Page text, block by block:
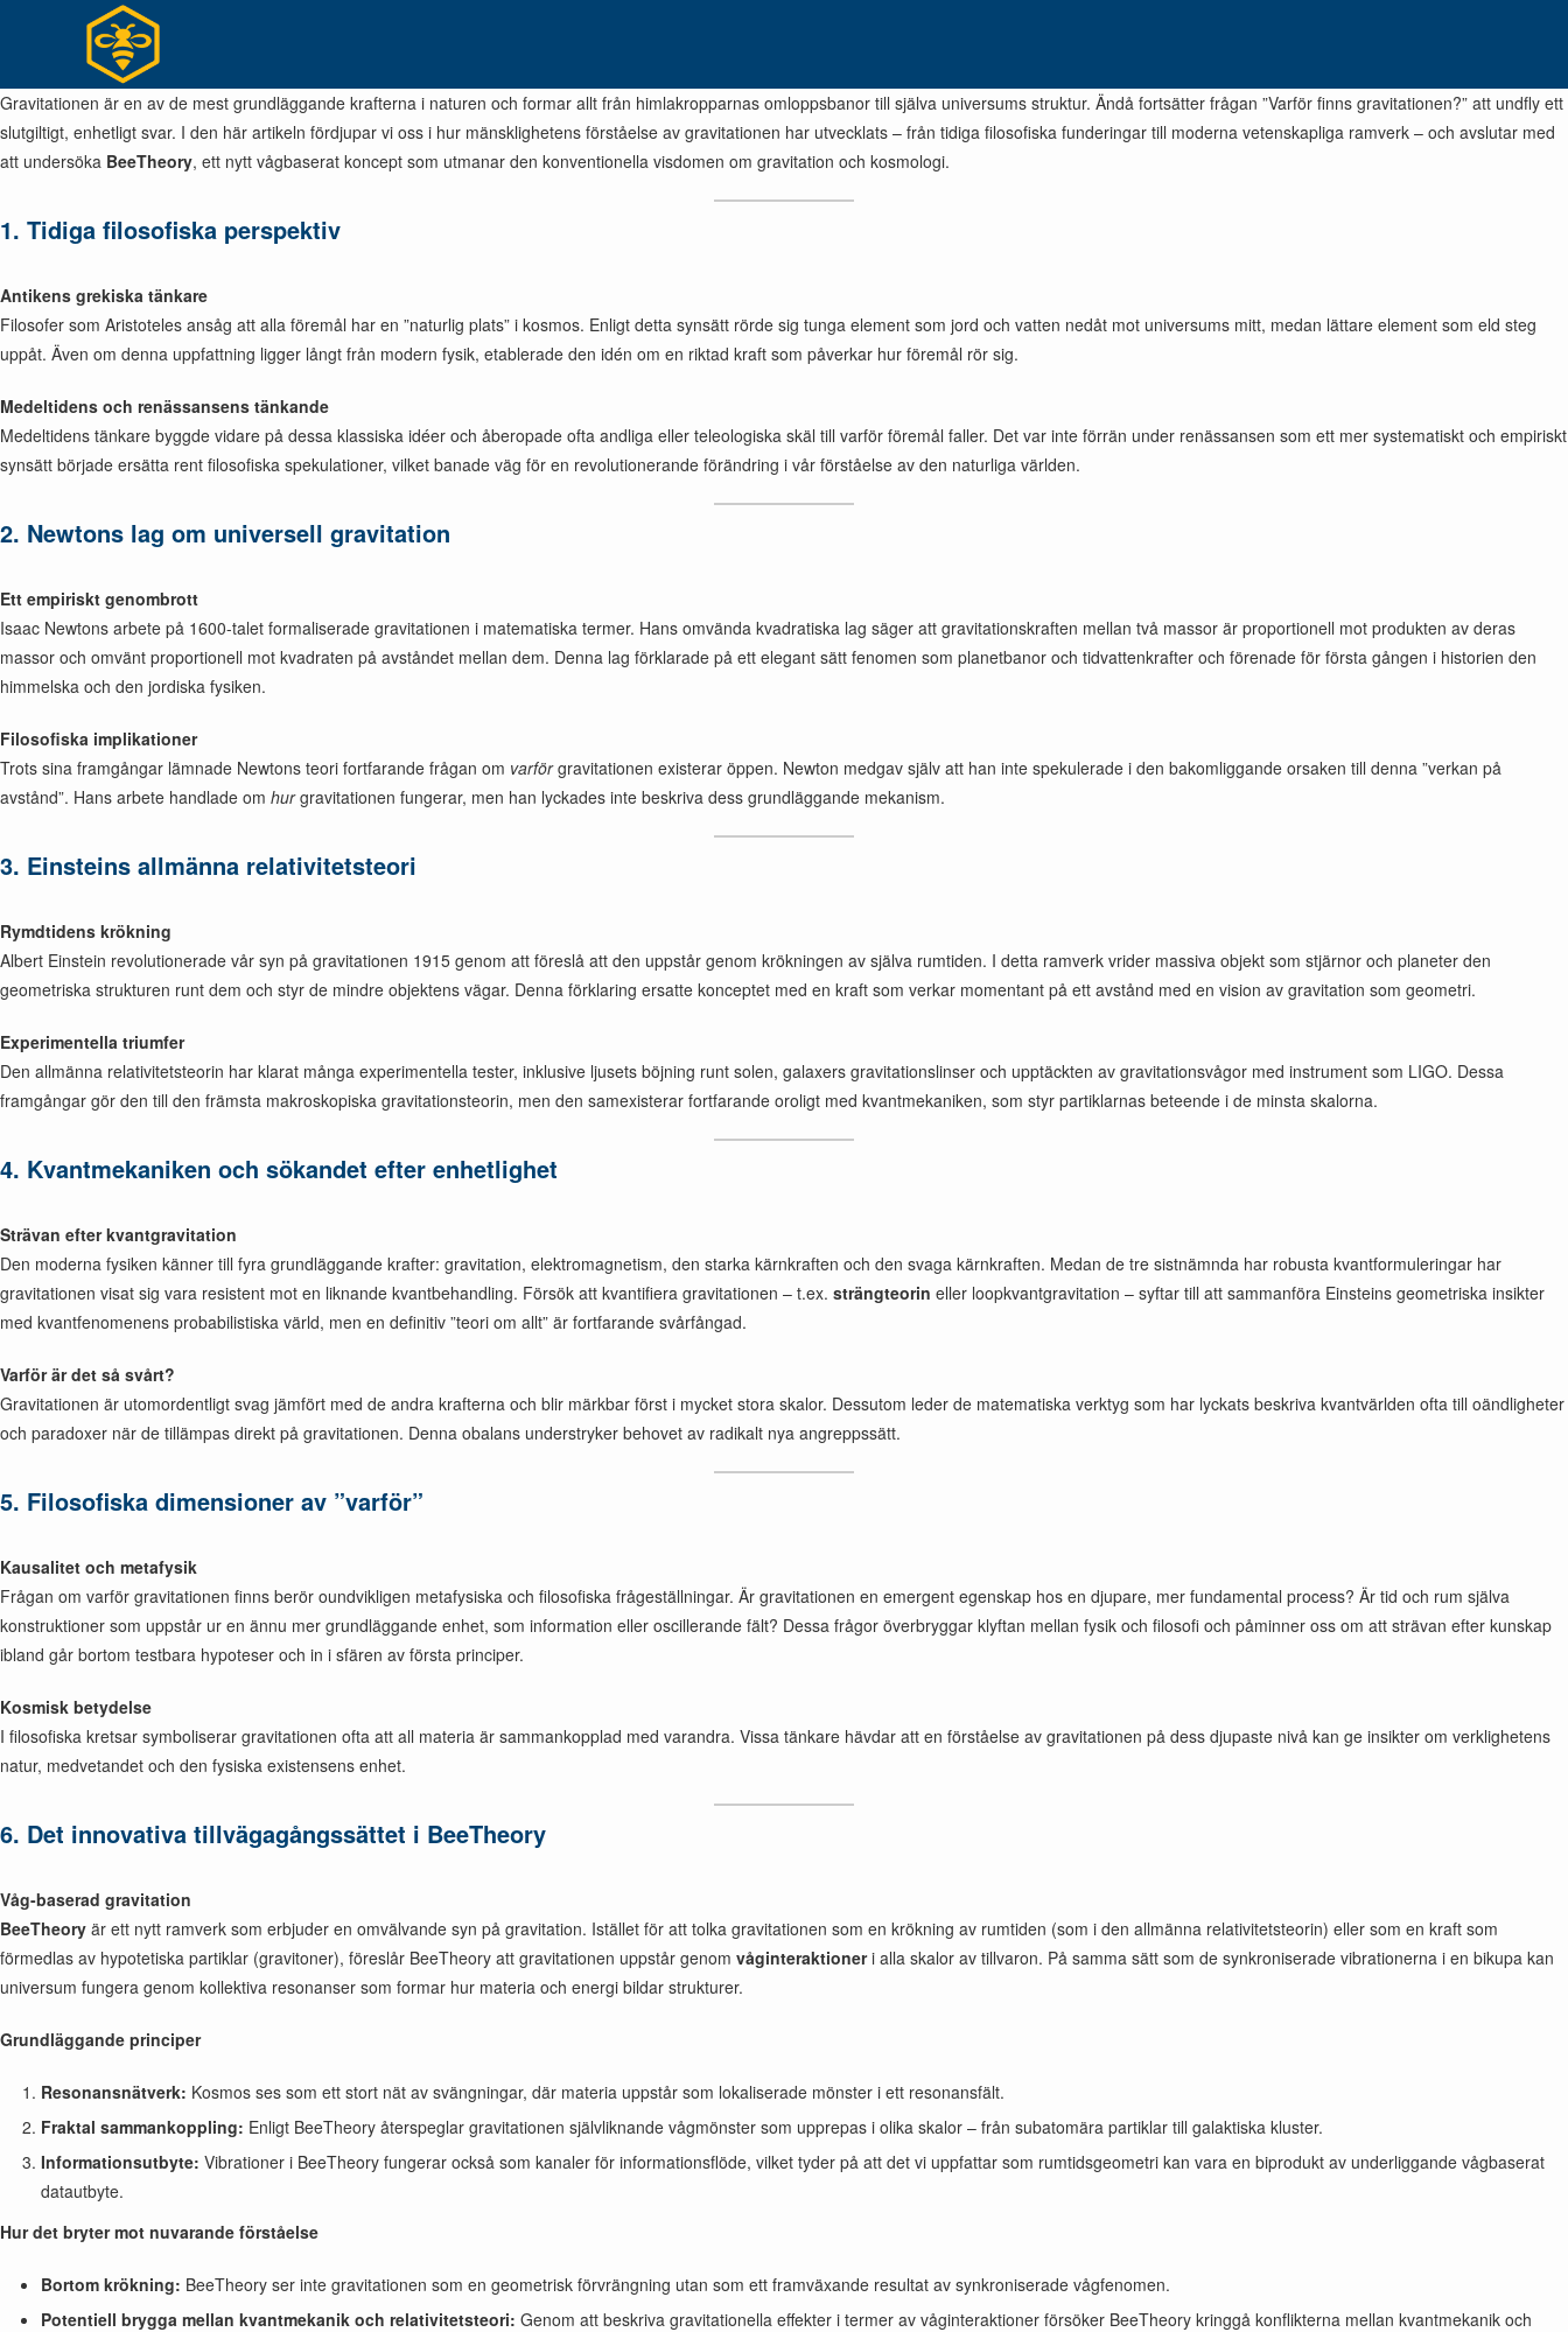
Gravitationen är en av de mest grundläggande krafterna i naturen och formar allt från himlakropparnas omloppsbanor till själva universums struktur. Ändå fortsätter frågan ”Varför finns gravitationen?” att undfly ett
slutgiltigt, enhetligt svar. I den här artikeln fördjupar vi oss i hur mänsklighetens förståelse av gravitationen har utvecklats – från tidiga filosofiska funderingar till moderna vetenskapliga ramverk – och avslutar med
att undersöka BeeTheory, ett nytt vågbaserat koncept som utmanar den konventionella visdomen om gravitation och kosmologi.
1. Tidiga filosofiska perspektiv
Antikens grekiska tänkare
Filosofer som Aristoteles ansåg att alla föremål har en ”naturlig plats” i kosmos. Enligt detta synsätt rörde sig tunga element som jord och vatten nedåt mot universums mitt, medan lättare element som eld steg
uppåt. Även om denna uppfattning ligger långt från modern fysik, etablerade den idén om en riktad kraft som påverkar hur föremål rör sig.
Medeltidens och renässansens tänkande
Medeltidens tänkare byggde vidare på dessa klassiska idéer och åberopade ofta andliga eller teleologiska skäl till varför föremål faller. Det var inte förrän under renässansen som ett mer systematiskt och empiriskt
synsätt började ersätta rent filosofiska spekulationer, vilket banade väg för en revolutionerande förändring i vår förståelse av den naturliga världen.
2. Newtons lag om universell gravitation
Ett empiriskt genombrott
Isaac Newtons arbete på 1600-talet formaliserade gravitationen i matematiska termer. Hans omvända kvadratiska lag säger att gravitationskraften mellan två massor är proportionell mot produkten av deras
massor och omvänt proportionell mot kvadraten på avståndet mellan dem. Denna lag förklarade på ett elegant sätt fenomen som planetbanor och tidvattenkrafter och förenade för första gången i historien den
himmelska och den jordiska fysiken.
Filosofiska implikationer
Trots sina framgångar lämnade Newtons teori fortfarande frågan om varförgravitationen existerar öppen. Newton medgav själv att han inte spekulerade i den bakomliggande orsaken till denna ”verkan på
avstånd”. Hans arbete handlade om hurgravitationen fungerar, men han lyckades inte beskriva dess grundläggande mekanism.
3. Einsteins allmänna relativitetsteori
Rymdtidens krökning
Albert Einstein revolutionerade vår syn på gravitationen 1915 genom att föreslå att den uppstår genom krökningen av själva rumtiden. I detta ramverk vrider massiva objekt som stjärnor och planeter den
geometriska strukturen runt dem och styr de mindre objektens vägar. Denna förklaring ersatte konceptet med en kraft som verkar momentant på ett avstånd med en vision av gravitation som geometri.
Experimentella triumfer
Den allmänna relativitetsteorin har klarat många experimentella tester, inklusive ljusets böjning runt solen, galaxers gravitationslinser och upptäckten av gravitationsvågor med instrument som LIGO. Dessa
framgångar gör den till den främsta makroskopiska gravitationsteorin, men den samexisterar fortfarande oroligt med kvantmekaniken, som styr partiklarnas beteende i de minsta skalorna.
4. Kvantmekaniken och sökandet efter enhetlighet
Strävan efter kvantgravitation
Den moderna fysiken känner till fyra grundläggande krafter: gravitation, elektromagnetism, den starka kärnkraften och den svaga kärnkraften. Medan de tre sistnämnda har robusta kvantformuleringar har
gravitationen visat sig vara resistent mot en liknande kvantbehandling. Försök att kvantifiera gravitationen – t.ex. strängteorin eller loopkvantgravitation – syftar till att sammanföra Einsteins geometriska insikter
med kvantfenomenens probabilistiska värld, men en definitiv ”teori om allt” är fortfarande svårfångad.
Varför är det så svårt?
Gravitationen är utomordentligt svag jämfört med de andra krafterna och blir märkbar först i mycket stora skalor. Dessutom leder de matematiska verktyg som har lyckats beskriva kvantvärlden ofta till oändligheter
och paradoxer när de tillämpas direkt på gravitationen. Denna obalans understryker behovet av radikalt nya angreppssätt.
5. Filosofiska dimensioner av ”varför”
Kausalitet och metafysik
Frågan om varför gravitationen finns berör oundvikligen metafysiska och filosofiska frågeställningar. Är gravitationen en emergent egenskap hos en djupare, mer fundamental process? Är tid och rum själva
konstruktioner som uppstår ur en ännu mer grundläggande enhet, som information eller oscillerande fält? Dessa frågor överbryggar klyftan mellan fysik och filosofi och påminner oss om att strävan efter kunskap
ibland går bortom testbara hypoteser och in i sfären av första principer.
Kosmisk betydelse
I filosofiska kretsar symboliserar gravitationen ofta att all materia är sammankopplad med varandra. Vissa tänkare hävdar att en förståelse av gravitationen på dess djupaste nivå kan ge insikter om verklighetens
natur, medvetandet och den fysiska existensens enhet.
6. Det innovativa tillvägagångssättet i BeeTheory
Våg-baserad gravitation
BeeTheory är ett nytt ramverk som erbjuder en omvälvande syn på gravitation. Istället för att tolka gravitationen som en krökning av rumtiden (som i den allmänna relativitetsteorin) eller som en kraft som
förmedlas av hypotetiska partiklar (gravitoner), föreslår BeeTheory att gravitationen uppstår genom våginteraktioneri alla skalor av tillvaron. På samma sätt som de synkroniserade vibrationerna i en bikupa kan
universum fungera genom kollektiva resonanser som formar hur materia och energi bildar strukturer.
Grundläggande principer
Resonansnätverk: Kosmos ses som ett stort nät av svängningar, där materia uppstår som lokaliserade mönster i ett resonansfält.
Fraktal sammankoppling: Enligt BeeTheory återspeglar gravitationen självliknande vågmönster som upprepas i olika skalor – från subatomära partiklar till galaktiska kluster.
Informationsutbyte: Vibrationer i BeeTheory fungerar också som kanaler för informationsflöde, vilket tyder på att det vi uppfattar som rumtidsgeometri kan vara en biprodukt av underliggande vågbaserat
datautbyte.
Hur det bryter mot nuvarande förståelse
Bortom krökning: BeeTheory ser inte gravitationen som en geometrisk förvrängning utan som ett framväxande resultat av synkroniserade vågfenomen.
Potentiell brygga mellan kvantmekanik och relativitetsteori: Genom att beskriva gravitationella effekter i termer av våginteraktioner försöker BeeTheory kringgå konflikterna mellan kvantmekanik och